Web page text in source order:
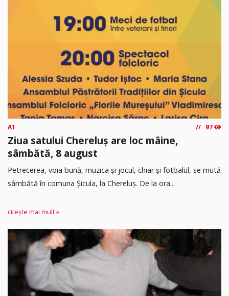
A1 97
Ziua satului Chereluș are loc mâine,
sâmbătă, 8 august
Petrecerea, voia bună, muzica și jocul, chiar și fotbalul, se mută
sâmbătă în comuna Șicula, la Chereluș. De la ora...
citește mai mult »